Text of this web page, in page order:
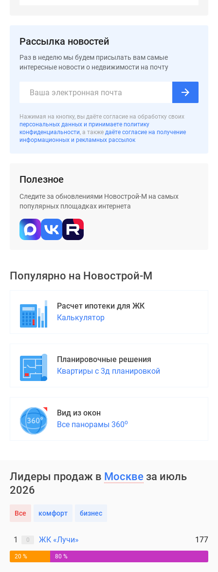
Рассылка новостей
Раз в неделю мы будем присылать вам самые
интересные новости о недвижимости на почту
Нажимая на кнопку, вы даёте согласие на обработку своих
персональных данных и принимаете политику
конфиденциальности, а также даёте согласие на получение
информационных и рекламных рассылок
Полезное
Следите за обновлениями Новострой-М на самых
популярных площадках интернета
Популярно на Новострой-М
Расчет ипотеки для ЖК
Калькулятор
Планировочные решения
Квартиры с 3д планировкой
Вид из окон
Все панорамы 360о
Лидеры продаж в Москве за июль
2026
Все комфорт бизнес
1 0 ЖК «Лучи» 177
20 % 80 %